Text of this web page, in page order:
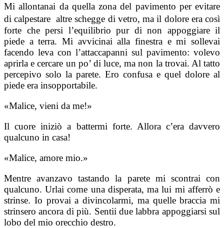
Mi allontanai da quella zona del pavimento per evitare
di calpestare altre schegge di vetro, ma il dolore era così
forte che persi l’equilibrio pur di non appoggiare il
piede a terra. Mi avvicinai alla finestra e mi sollevai
facendo leva con l’attaccapanni sul pavimento: volevo
aprirla e cercare un po’ di luce, ma non la trovai. Al tatto
percepivo solo la parete. Ero confusa e quel dolore al
piede era insopportabile.
«Malice, vieni da me!»
Il cuore iniziò a battermi forte. Allora c’era davvero
qualcuno in casa!
«Malice, amore mio.»
Mentre avanzavo tastando la parete mi scontrai con
qualcuno. Urlai come una disperata, ma lui mi afferrò e
strinse. Io provai a divincolarmi, ma quelle braccia mi
strinsero ancora di più. Sentii due labbra appoggiarsi sul
lobo del mio orecchio destro.